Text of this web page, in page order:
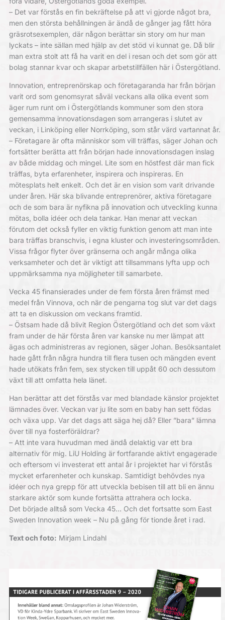
– Det var förstås en fin bekräftelse på att vi gjorde något bra,
men den största behållningen är ändå de gånger jag fått höra
gräsrotsexemplen, där någon berättar sin story om hur man
lyckats – inte sällan med hjälp av det stöd vi kunnat ge. Då blir
man extra stolt att få ha varit en del i resan och det som gör att
bolag stannar kvar och skapar arbetstillfällen här i Östergötland.
Innovation, entreprenörskap och företagaranda har från början
varit ord som genomsyrat såväl veckans alla olika event som
äger rum runt om i Östergötlands kommuner som den stora
gemensamma innovationsdagen som arrangeras i slutet av
veckan, i Linköping eller Norrköping, som står värd vartannat år.
– Företagare är ofta människor som vill träffas, säger Johan och
fortsätter berätta att från början hade innovationsdagen inslag
av både middag och mingel. Lite som en höstfest där man fick
träffas, byta erfarenheter, inspirera och inspireras. En
mötesplats helt enkelt. Och det är en vision som varit drivande
under åren. Här ska blivande entreprenörer, aktiva företagare
och de som bara är nyfikna på innovation och utveckling kunna
mötas, bolla idéer och dela tankar. Han menar att veckan
förutom det också fyller en viktig funktion genom att man inte
bara träffas branschvis, i egna kluster och investeringsområden.
Vissa frågor flyter över gränserna och angår många olika
verksamheter och det är viktigt att tillsammans lyfta upp och
uppmärksamma nya möjligheter till samarbete.
Vecka 45 finansierades under de fem första åren främst med
medel från Vinnova, och när de pengarna tog slut var det dags
att ta en diskussion om veckans framtid.
– Östsam hade då blivit Region Östergötland och det som växt
fram under de här första åren var kanske nu mer lämpat att
ägas och administreras av regionen, säger Johan. Besöksantalet
hade gått från några hundra till flera tusen och mängden event
hade utökats från fem, sex stycken till uppåt 60 och dessutom
växt till att omfatta hela länet.
Han berättar att det förstås var med blandade känslor projektet
lämnades över. Veckan var ju lite som en baby han sett födas
och växa upp. Var det dags att säga hej då? Eller ”bara” lämna
över till nya fosterföräldrar?
– Att inte vara huvudman med ändå delaktig var ett bra
alternativ för mig. LiU Holding är fortfarande aktivt engagerade
och eftersom vi investerat ett antal år i projektet har vi förstås
mycket erfarenheter och kunskap. Samtidigt behövdes nya
idéer och nya grepp för att utveckla bebisen till att bli en ännu
starkare aktör som kunde fortsätta attrahera och locka.
Det började alltså som Vecka 45… Och det fortsatte som East
Sweden Innovation week – Nu på gång för tionde året i rad.
Text och foto: Mirjam Lindahl